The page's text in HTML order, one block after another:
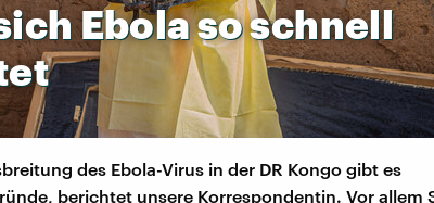
Ebolasoschnell
des Ebola-Virus in der DR Kongo gibt es
berichtet unsere Korrespondentin. Vor allem